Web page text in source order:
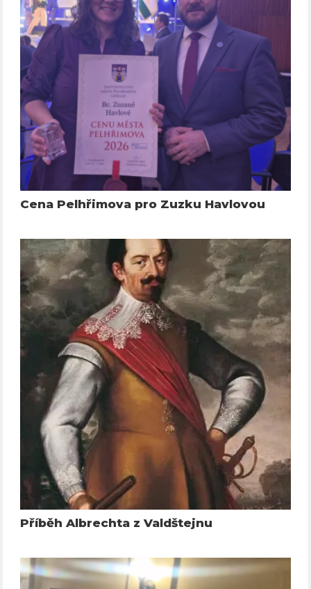
Cena Pelhřimova pro Zuzku Havlovou
Příběh Albrechta z Valdštejnu